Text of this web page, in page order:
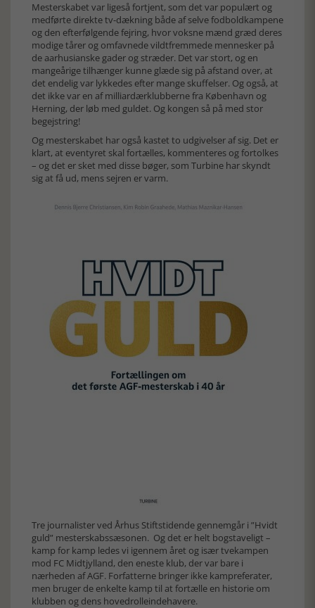
Mesterskabet var ligeså fortjent, som det var populært og
medførte direkte tv-dækning både af selve fodboldkampene
og den efterfølgende fejring, hvor voksne mænd græd deres
modige tårer og omfavnede vildtfremmede mennesker på
de aarhusianske gader og stræder. Det var stort, og en
mangeårige tilhænger kunne glæde sig på afstand over, at
det endelig var lykkedes efter mange skuffelser. Og også, at
det ikke var en af milliardærklubberne fra København og
Herning, der løb med guldet. Og kongen så på med stor
begejstring!
Og mesterskabet har også kastet to udgivelser af sig. Det er
klart, at eventyret skal fortælles, kommenteres og fortolkes
– og det er sket med disse bøger, som Turbine har skyndt
sig at få ud, mens sejren er varm.
Tre journalister ved Århus Stiftstidende gennemgår i ”Hvidt
guld” mesterskabssæsonen. Og det er helt bogstaveligt –
kamp for kamp ledes vi igennem året og især tvekampen
mod FC Midtjylland, den eneste klub, der var bare i
nærheden af AGF. Forfatterne bringer ikke kampreferater,
men bruger de enkelte kamp til at fortælle en historie om
klubben og dens hovedrolleindehavere.